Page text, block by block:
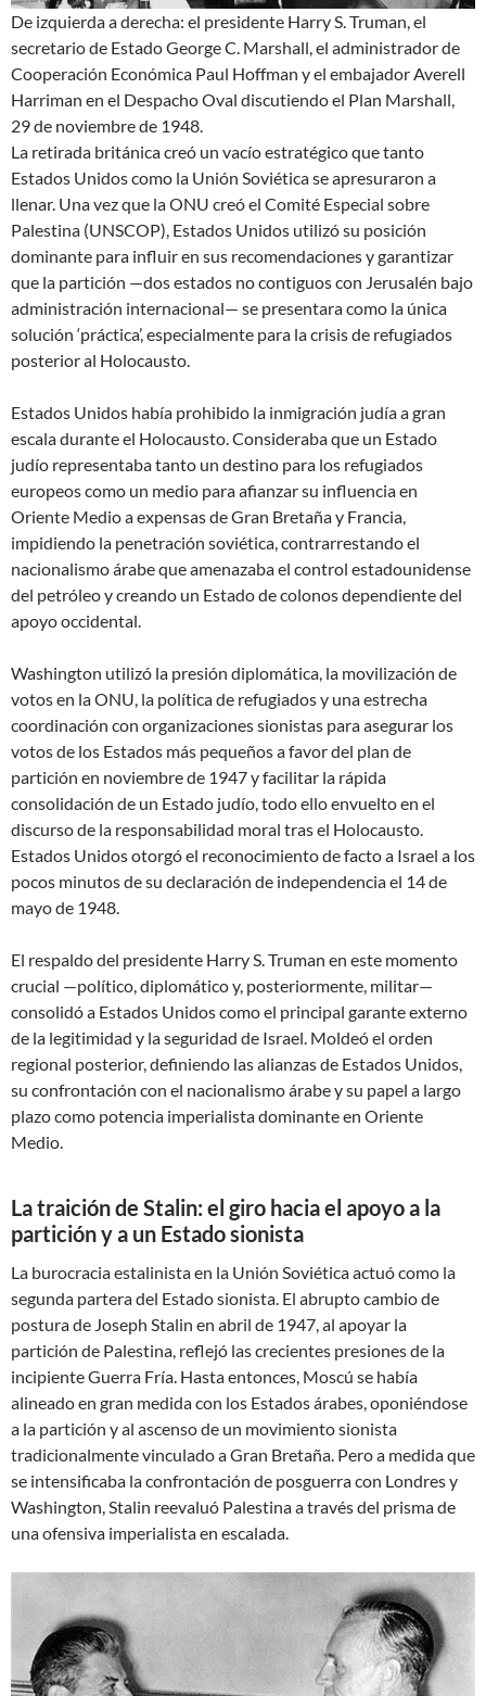
De izquierda a derecha: el presidente Harry S. Truman, el
secretario de Estado George C. Marshall, el administrador de
Cooperación Económica Paul Hoffman y el embajador Averell
Harriman en el Despacho Oval discutiendo el Plan Marshall,
29 de noviembre de 1948.
La retirada británica creó un vacío estratégico que tanto
Estados Unidos como la Unión Soviética se apresuraron a
llenar. Una vez que la ONU creó el Comité Especial sobre
Palestina (UNSCOP), Estados Unidos utilizó su posición
dominante para influir en sus recomendaciones y garantizar
que la partición —dos estados no contiguos con Jerusalén bajo
administración internacional— se presentara como la única
solución ‘práctica’, especialmente para la crisis de refugiados
posterior al Holocausto.
Estados Unidos había prohibido la inmigración judía a gran
escala durante el Holocausto. Consideraba que un Estado
judío representaba tanto un destino para los refugiados
europeos como un medio para afianzar su influencia en
Oriente Medio a expensas de Gran Bretaña y Francia,
impidiendo la penetración soviética, contrarrestando el
nacionalismo árabe que amenazaba el control estadounidense
del petróleo y creando un Estado de colonos dependiente del
apoyo occidental.
Washington utilizó la presión diplomática, la movilización de
votos en la ONU, la política de refugiados y una estrecha
coordinación con organizaciones sionistas para asegurar los
votos de los Estados más pequeños a favor del plan de
partición en noviembre de 1947 y facilitar la rápida
consolidación de un Estado judío, todo ello envuelto en el
discurso de la responsabilidad moral tras el Holocausto.
Estados Unidos otorgó el reconocimiento de facto a Israel a los
pocos minutos de su declaración de independencia el 14 de
mayo de 1948.
El respaldo del presidente Harry S. Truman en este momento
crucial —político, diplomático y, posteriormente, militar—
consolidó a Estados Unidos como el principal garante externo
de la legitimidad y la seguridad de Israel. Moldeó el orden
regional posterior, definiendo las alianzas de Estados Unidos,
su confrontación con el nacionalismo árabe y su papel a largo
plazo como potencia imperialista dominante en Oriente
Medio.
La traición de Stalin: el giro hacia el apoyo a la
partición y a un Estado sionista
La burocracia estalinista en la Unión Soviética actuó como la
segunda partera del Estado sionista. El abrupto cambio de
postura de Joseph Stalin en abril de 1947, al apoyar la
partición de Palestina, reflejó las crecientes presiones de la
incipiente Guerra Fría. Hasta entonces, Moscú se había
alineado en gran medida con los Estados árabes, oponiéndose
a la partición y al ascenso de un movimiento sionista
tradicionalmente vinculado a Gran Bretaña. Pero a medida que
se intensificaba la confrontación de posguerra con Londres y
Washington, Stalin reevaluó Palestina a través del prisma de
una ofensiva imperialista en escalada.